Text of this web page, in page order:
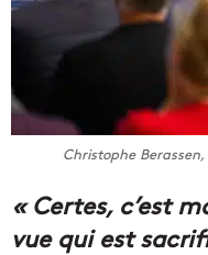
Christophe
« Certes, c’est
vue qui est